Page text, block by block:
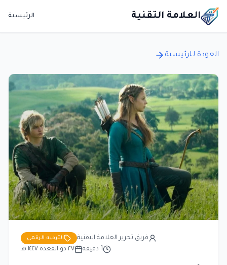
العلامة التقنية الرئيسية
العودة للرئيسية
الترفيه الرقمي
فريق تحرير العلامة التقنية
٢٧ ذو القعدة ١٤٤٧ هـ
1 دقيقة